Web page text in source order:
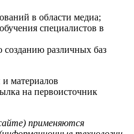
в области медиа;
специалистов в
созданию различных баз
материалов
на первоисточник
применяются